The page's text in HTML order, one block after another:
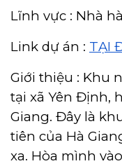
Lĩnh vực : Nhà
Link dự án : TẠI
Giới thiệu : Khu
tại xã Yên Định,
Giang. Đây là
tiên của Hà
xa. Hòa mình